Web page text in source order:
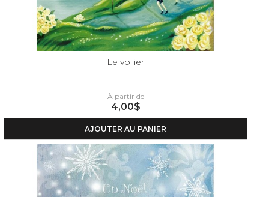
Le voilier
À partir de
4,00$
AJOUTER AU PANIER